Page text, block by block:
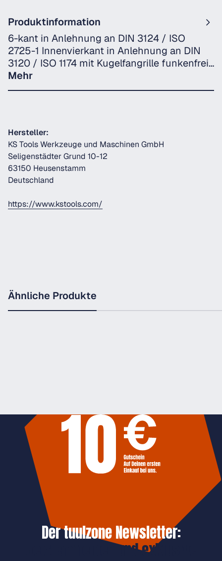
Produktinformation
6-kant in Anlehnung an DIN 3124 / ISO
2725-1 Innenvierkant in Anlehnung an DIN
3120 / ISO 1174 mit Kugelfangrille funkenfrei…
Mehr
Hersteller:
KS Tools Werkzeuge und Maschinen GmbH
Seligenstädter Grund 10-12
63150 Heusenstamm
Deutschland
https://www.kstools.com/
Ähnliche Produkte
Der tuulzone Newsletter:
Jetzt anmelden und exklusive